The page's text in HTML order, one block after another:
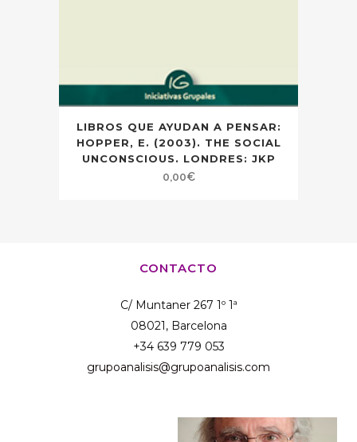
LIBROS QUE AYUDAN A PENSAR:
HOPPER, E. (2003). THE SOCIAL
UNCONSCIOUS. LONDRES: JKP
0,00€
CONTACTO
C/ Muntaner 267 1º 1ª
08021, Barcelona
+34 639 779 053
grupoanalisis@grupoanalisis.com